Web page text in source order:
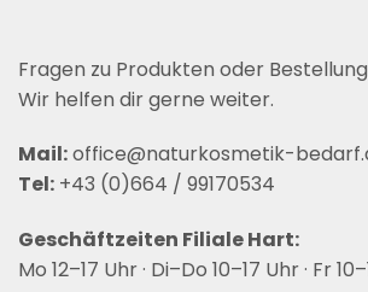
Fragen zu Produkten oder
Wir helfen dir gerne weiter.
Mail:office@naturkosmetik-
Tel: +43 (0)664 / 99170534
Geschäftzeiten Filiale Hart:
Mo 12–17 Uhr · Di–Do 10–17 Uhr · Fr